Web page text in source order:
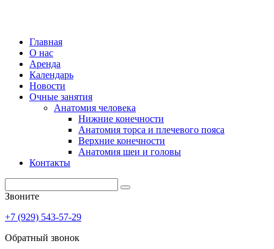
Главная
О нас
Аренда
Календарь
Новости
Очные занятия
Анатомия человека
Нижние конечности
Анатомия торса и плечевого пояса
Верхние конечности
Анатомия шеи и головы
Контакты
Звоните
+7 (929) 543-57-29
Обратный звонок